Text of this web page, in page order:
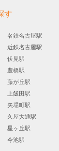
す
名鉄名古屋駅
近鉄名古屋駅
伏見駅
豊橋駅
藤が丘駅
上飯田駅
矢場町駅
久屋大通駅
星ヶ丘駅
今池駅